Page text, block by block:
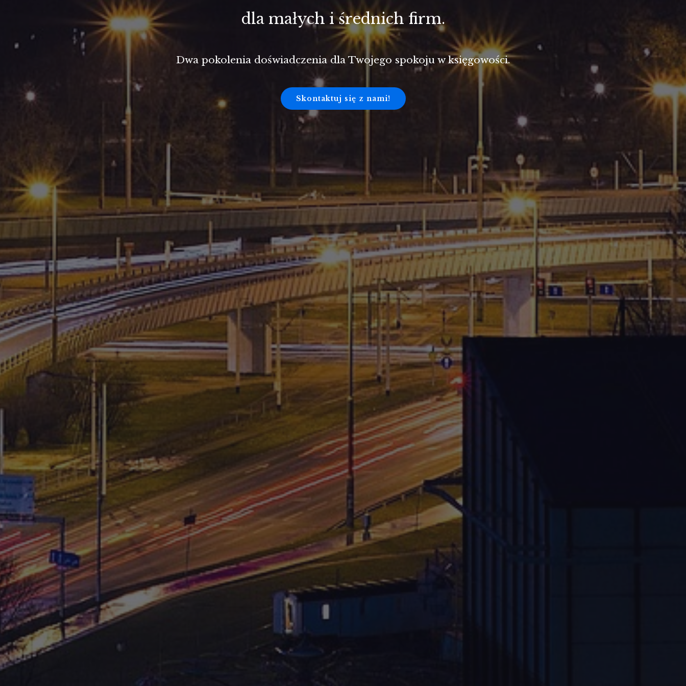
dla małych i średnich firm.
Dwa pokolenia doświadczenia dla Twojego spokoju w księgowości.
Skontaktuj się z nami!